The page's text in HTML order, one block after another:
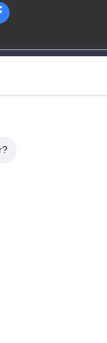
. সব সত্ত্বসংরক্ষিত